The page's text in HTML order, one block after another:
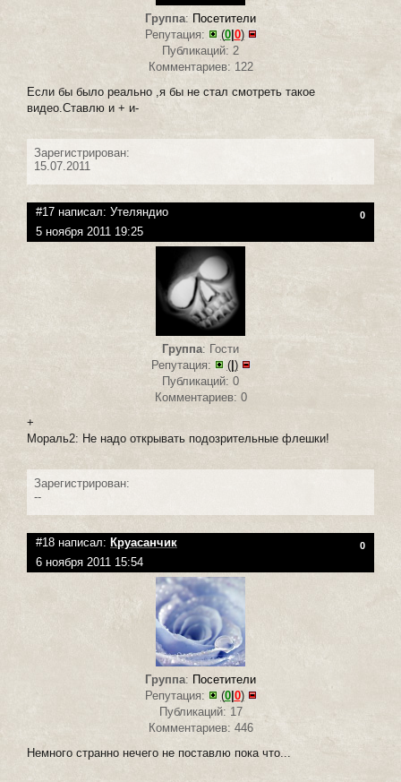
Группа: Посетители
Репутация:
(0| 0)
Публикаций: 2
Комментариев: 122
Если бы было реально ,я бы не стал смотреть такое
видео.Ставлю и + и-
Зарегистрирован:
15.07.2011
#17 написал: Утеляндио 0
5 ноября 2011 19:25
Группа: Гости
Репутация:
(| )
Публикаций: 0
Комментариев: 0
+
Мораль2: Не надо открывать подозрительные флешки!
Зарегистрирован:
--
#18 написал: Круасанчик 0
6 ноября 2011 15:54
Группа: Посетители
Репутация:
(0| 0)
Публикаций: 17
Комментариев: 446
Немного странно нечего не поставлю пока что...